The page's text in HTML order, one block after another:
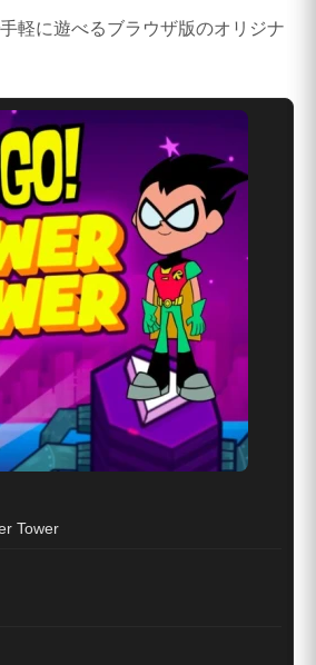
軽に遊べるブラウザ版のオリジナ
Tower